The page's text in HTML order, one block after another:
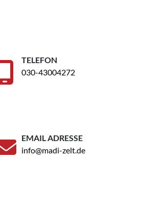
TELEFON
030-43004272
EMAIL ADRESSE
info@madi-zelt.de